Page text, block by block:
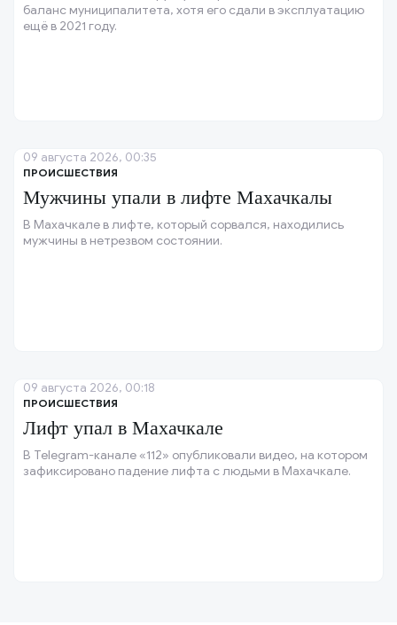
баланс муниципалитета, хотя его сдали в эксплуатацию
ещё в 2021 году.
ПРОИСШЕСТВИЯ
Мужчины упали в лифте Махачкалы
В Махачкале в лифте, который сорвался, находились
мужчины в нетрезвом состоянии.
09 августа 2026, 00:35
ПРОИСШЕСТВИЯ
Лифт упал в Махачкале
В Telegram-канале «112» опубликовали видео, на котором
зафиксировано падение лифта с людьми в Махачкале.
09 августа 2026, 00:18